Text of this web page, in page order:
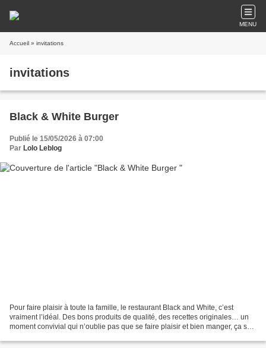
MENU
Accueil » invitations
invitations
Black & White Burger
Publié le 15/05/2026 à 07:00
Par Lolo Leblog
Pour faire plaisir à toute la famille, le restaurant Black and White, c’est
vraiment l’idéal. Des bons produits de qualité, des recettes originales… un
moment convivial qui n’oublie pas que se faire plaisir et bien manger, ça se